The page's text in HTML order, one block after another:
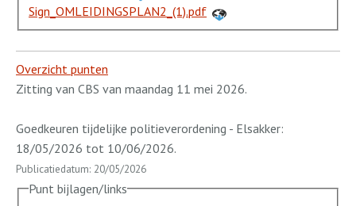
Sign_OMLEIDINGSPLAN2_(1).pdf
Overzicht punten
Zitting van CBS van maandag 11 mei 2026.
Goedkeuren tijdelijke politieverordening - Elsakker:
18/05/2026 tot 10/06/2026.
Publicatiedatum: 20/05/2026
Punt bijlagen/links